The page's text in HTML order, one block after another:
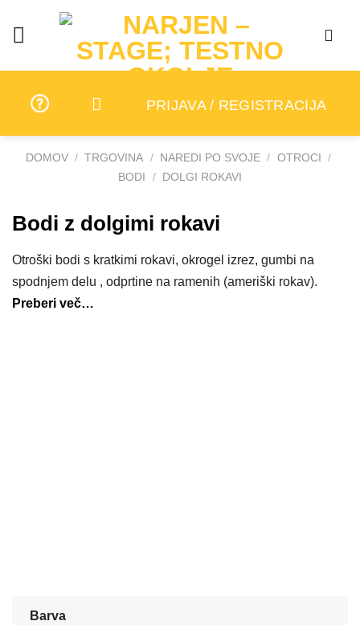
content
PRIJAVA / REGISTRACIJA
DOMOV / TRGOVINA / NAREDI PO SVOJE / OTROCI /
BODI
/ DOLGI ROKAVI
Bodi z dolgimi rokavi
Otroški bodi s kratkimi rokavi, okrogel izrez, gumbi na
spodnjem delu , odprtine na ramenih (ameriški rokav).
Preberi več…
Barva